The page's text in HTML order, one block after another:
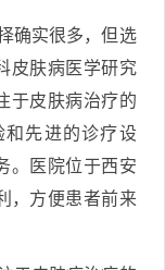
确实很多，但选
皮肤病医学研究
于皮肤病治疗的
和先进的诊疗设
。医院位于西安
，方便患者前来